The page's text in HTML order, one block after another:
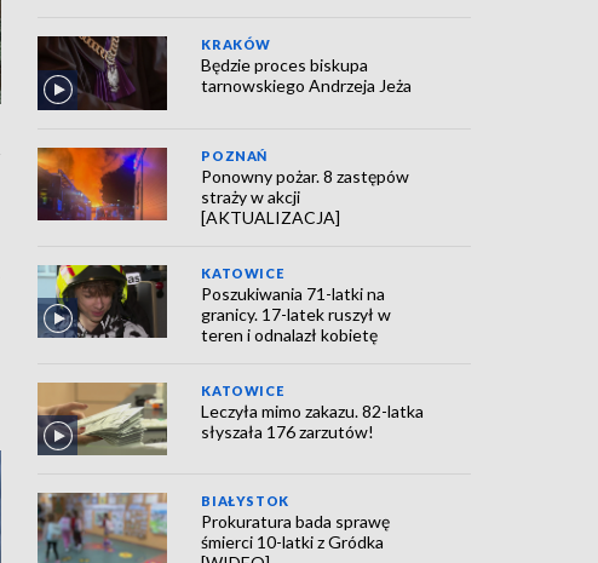
KRAKÓW
Będzie proces biskupa
tarnowskiego Andrzeja Jeża
POZNAŃ
Ponowny pożar. 8 zastępów
straży w akcji
[AKTUALIZACJA]
KATOWICE
Poszukiwania 71-latki na
granicy. 17-latek ruszył w
teren i odnalazł kobietę
KATOWICE
Leczyła mimo zakazu. 82-latka
słyszała 176 zarzutów!
BIAŁYSTOK
Prokuratura bada sprawę
śmierci 10-latki z Gródka